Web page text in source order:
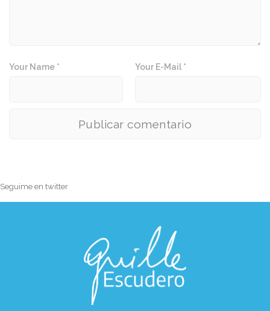
Your Name * Your E-Mail *
Seguime en twitter